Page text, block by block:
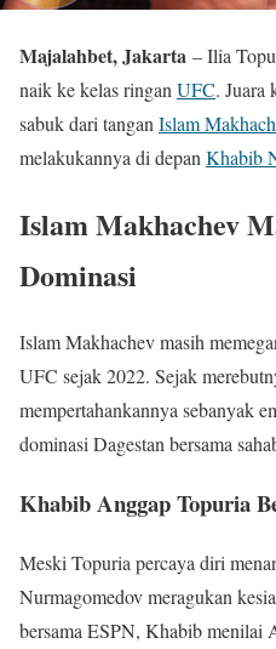
Majalahbet, Jakarta – Ilia
naik ke kelas ringanUFC. Juara
sabuk dari tanganIslam
melakukannya di depanKhabib
Islam Makhachev
Dominasi
Islam Makhachev masih
UFC sejak 2022. Sejak
mempertahankannya sebanyak
dominasi Dagestan bersama
Khabib Anggap Topuria
Meski Topuria percaya diri
Nurmagomedov meragukan
bersama ESPN, Khabib menilai